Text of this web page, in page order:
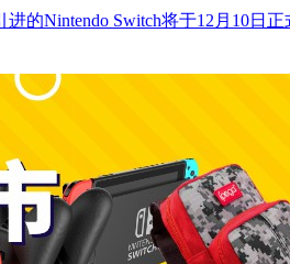
的Nintendo Switch将于12月10日